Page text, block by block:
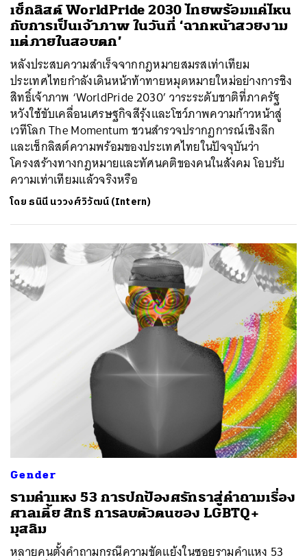
เช็กลิสต์ WorldPride 2030 ไทยพร้อมแค่ไหน
กับการเป็นเจ้าภาพ ในวันที่ ‘ฉากหน้าสวยงาม
แต่ภายในสอบตก’
หลังประสบความสำเร็จจากกฎหมายสมรสเท่าเทียม
ประเทศไทยกำลังเดินหน้าท้าทายหมุดหมายใหม่อย่างการชิง
สิทธิ์เจ้าภาพ ‘WorldPride 2030’ วาระระดับชาติที่ภาครัฐ
หวังใช้ขับเคลื่อนเศรษฐกิจสีรุ้งและโชว์ภาพความก้าวหน้าสู่
เวทีโลก The Momentum ชวนสำรวจปรากฏการณ์เชิงลึก
และเช็กลิสต์ความพร้อมของประเทศไทยในปัจจุบันว่า
โครงสร้างทางกฎหมายและทัศนคติของคนในสังคม โอบรับ
ความเท่าเทียมแล้วจริงหรือ
โดย ธนินี นววงศ์วิวัฒน์ (Intern)
Gender
รามคำแหง 53 การปกป้องศรัทธาสู่คำถามเรื่อง
ศาลเตี้ย สิทธิ การลบตัวตนของ LGBTQ+
มุสลิม
หลายคนตั้งคำถามกรณีความขัดแย้งในซอยรามคำแหง 53